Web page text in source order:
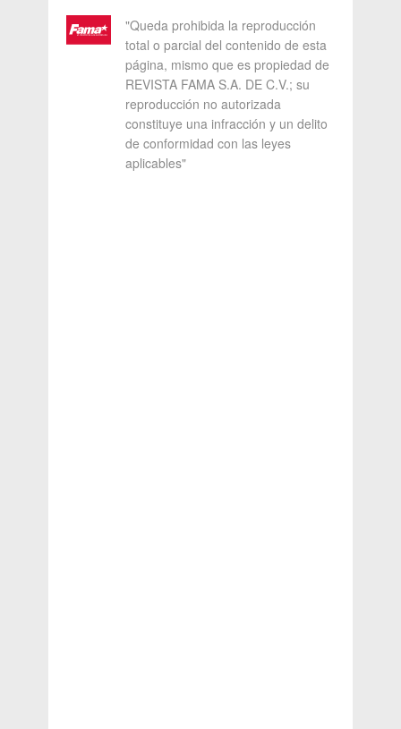
"Queda prohibida la reproducción
total o parcial del contenido de esta
página, mismo que es propiedad de
REVISTA FAMA S.A. DE C.V.; su
reproducción no autorizada
constituye una infracción y un delito
de conformidad con las leyes
aplicables"